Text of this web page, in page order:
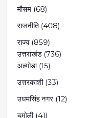
मौसम (68)
राजनीति(408)
राज्य(859)
उत्तराखंड(736)
अल्मोडा(15)
उत्तरकाशी(33)
उधमसिंह नगर (12)
चमोली(41)